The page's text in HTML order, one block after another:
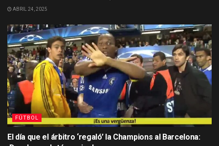
ABRIL 24, 2025
FÚTBOL
El día que el árbitro ‘regaló’ la Champions al Barcelona: